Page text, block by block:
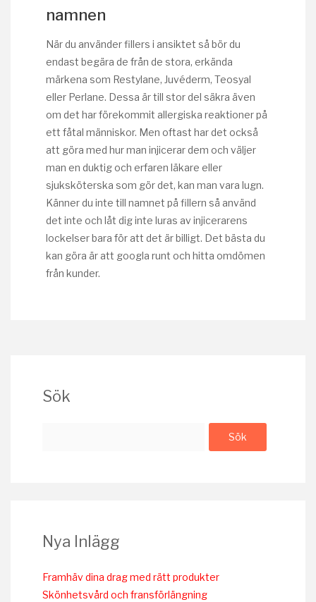
namnen
När du använder fillers i ansiktet så bör du
endast begära de från de stora, erkända
märkena som Restylane, Juvéderm, Teosyal
eller Perlane. Dessa är till stor del säkra även
om det har förekommit allergiska reaktioner på
ett fåtal människor. Men oftast har det också
att göra med hur man injicerar dem och väljer
man en duktig och erfaren läkare eller
sjuksköterska som gör det, kan man vara lugn.
Känner du inte till namnet på fillern så använd
det inte och låt dig inte luras av injicerarens
lockelser bara för att det är billigt. Det bästa du
kan göra är att googla runt och hitta omdömen
från kunder.
Sök
Nya Inlägg
Framhäv dina drag med rätt produkter
Skönhetsvård och fransförlängning